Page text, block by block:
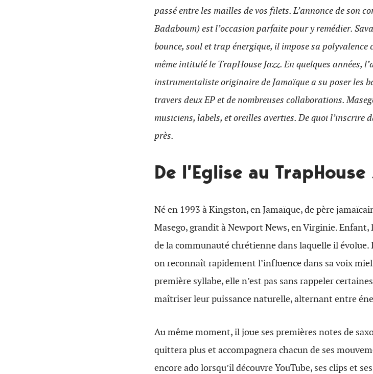
passé entre les mailles de vos filets. L’annonce de son
Badaboum) est l’occasion parfaite pour y remédier.
bounce, soul et trap énergique, il impose sa
même intitulé le TrapHouse Jazz. En quelques années,
instrumentaliste originaire de Jamaïque a su poser les
travers deux EP et de nombreuses collaborations.
musiciens, labels, et oreilles averties. De quoi l’inscrire
près.
De l’Eglise au TrapHouse
Né en 1993 à Kingston, en Jamaïque, de père
Masego, grandit à Newport News, en Virginie. Enfant,
de la communauté chrétienne dans laquelle il évolue.
on reconnaît rapidement l’influence dans sa voix
première syllabe, elle n’est pas sans rappeler
maîtriser leur puissance naturelle, alternant entre
Au même moment, il joue ses premières notes de
quittera plus et accompagnera chacun de ses
encore ado lorsqu’il découvre YouTube, ses clips et